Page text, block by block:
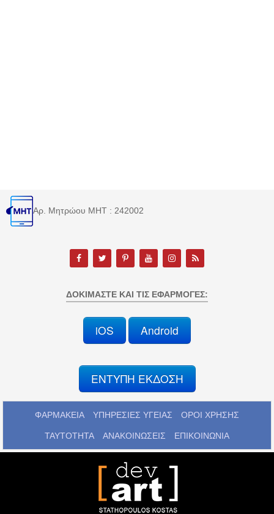
Αρ. Μητρώου MHT : 242002
ΔΟΚΙΜΆΣΤΕ ΚΑΙ ΤΙΣ ΕΦΑΡΜΟΓΈΣ:
iOS Android
ΕΝΤΥΠΗ ΕΚΔΟΣΗ
ΦΑΡΜΑΚΕΙΑ ΥΠΗΡΕΣΙΕΣ ΥΓΕΙΑΣ ΟΡΟΙ ΧΡΗΣΗΣ
ΤΑΥΤΟΤΗΤΑ ΑΝΑΚΟΙΝΩΣΕΙΣ ΕΠΙΚΟΙΝΩΝΙΑ